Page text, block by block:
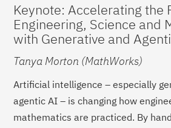
Keynote: Accelerating the
Engineering, Science and
with Generative and
Tanya Morton (MathWorks)
Artificial intelligence – especially
agentic AI – is changing how
mathematics are practiced. By